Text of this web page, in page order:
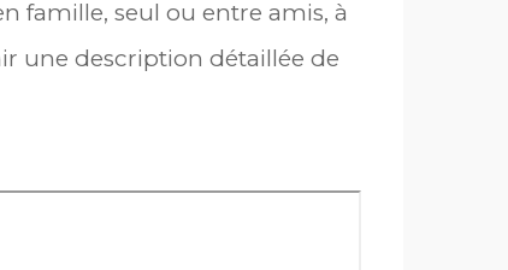
famille, seul ou entre amis, à
une description détaillée de